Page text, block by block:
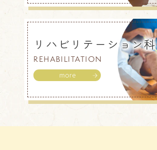
リハビリテーション科
REHABILITATION
more